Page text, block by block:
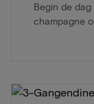
Begin de
champagne